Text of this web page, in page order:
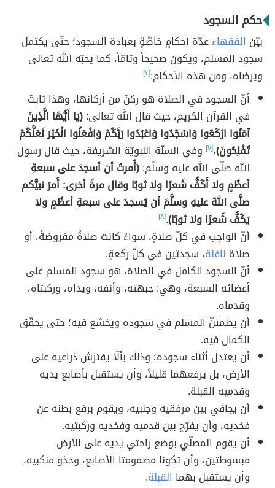
حكم السجود
بيّن الفقهاءعدّة أحكامٍ خاصَّةٍ بعبادة السجود؛ حتّى يكتمل
سجود المسلم، ويكون صحيحاً وتامّاً، كما يحبّه الله تعالى
ويرضاه، ومن هذه الأحكام:[٢]
أنّ السجود في الصلاة هو ركنٌ من أركانها، وهذا ثابتٌ
في القرآن الكريم، حيث قال الله تعالى:(يَا أَيُّهَا الَّذِينَ
آمَنُوا ارْكَعُوا وَاسْجُدُوا وَاعْبُدُوا رَبَّكُمْ وَافْعَلُوا الْخَيْرَ لَعَلَّكُمْ
تُفْلِحُونَ)،[٧] وفي السنّة النبويّة الشريفة، حيث قال رسول
الله صلّى الله عليه وسلّم:(أُمرتُ أن أسجدَ على سبعةِ
أعظُمٍ ولا أَكُفُّ شَعرًا ولا ثوبًا وقال مرةً أخرى: أَمرَ نبيُّكم
صلَّى اللهُ عليهِ وسلَّمَ أن يُسجدَ على سبعةِ أعظُمٍ ولا
يَكُفُّ شَعرًا ولا ثوبًا).[٨]
أنّ الواجب في كلّ صلاةٍ، سواءً كانت صلاةً مفروضةً، أو
صلاة نافلة، سجدتين في كلّ ركعةٍ.
أنّ السجود الكامل في الصلاة، هو سجود المسلم على
أعضائه السبعة، وهي: جبهته، وأنفه، ويداه، وركبتاه،
وقدماه.
أن يطمئنّ المسلم في سجوده ويخشع فيه؛ حتى يحقّق
الكمال فيه.
أن يعتدل أثناء سجوده؛ وذلك بألّا يفترش ذراعيه على
الأرض، بل يرفعهما قليلاً، وأن يستقبل بأصابع يديه
وقدميه القبلة.
أن يجافي بين مرفقيه وجنبيه، ويقوم برفع بطنه عن
فخديه، وأن يفرّج بين قدميه وفخديه وركبتيه.
أن يقوم المصلّي بوضع راحتي يديه على الأرض
مبسوطتين، وأن تكونا مضمومتا الأصابع، وحذو منكبيه،
وأن يستقبل بهما القبلة.